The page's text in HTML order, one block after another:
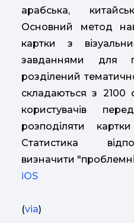
арабська,
Основний метод
картки з
завданнями для
розділений
складаються з 2100
користувачів
розподіляти
Статистика
визначити
iOS
(via)